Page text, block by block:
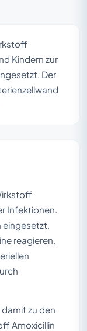
Kindern zur
Der
Infektionen.
eingesetzt,
reagieren.
zu den
Amoxicillin